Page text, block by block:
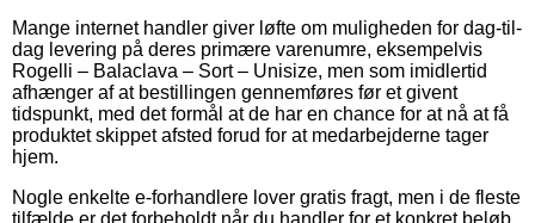
Mange internet handler giver løfte om muligheden for dag-til-
dag levering på deres primære varenumre, eksempelvis
Rogelli – Balaclava – Sort – Unisize, men som imidlertid
afhænger af at bestillingen gennemføres før et givent
tidspunkt, med det formål at de har en chance for at nå at få
produktet skippet afsted forud for at medarbejderne tager
hjem.
Nogle enkelte e-forhandlere lover gratis fragt, men i de fleste
tilfælde er det forbeholdt når du handler for et konkret beløb.